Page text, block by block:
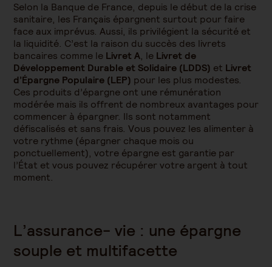
Selon la Banque de France, depuis le début de la crise
sanitaire, les Français épargnent surtout pour faire
face aux imprévus. Aussi, ils privilégient la sécurité et
la liquidité. C’est la raison du succès des livrets
bancaires comme le Livret A, le Livret de
Développement Durable et Solidaire (LDDS) et Livret
d’Épargne Populaire (LEP) pour les plus modestes.
Ces produits d’épargne ont une rémunération
modérée mais ils offrent de nombreux avantages pour
commencer à épargner. Ils sont notamment
défiscalisés et sans frais. Vous pouvez les alimenter à
votre rythme (épargner chaque mois ou
ponctuellement), votre épargne est garantie par
l’État et vous pouvez récupérer votre argent à tout
moment.
L’assurance- vie : une épargne
souple et multifacette